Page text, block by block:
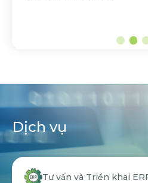
Dịch vụ
Tư vấn và Triển khai